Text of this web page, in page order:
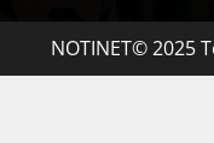
NOTINET© 2025